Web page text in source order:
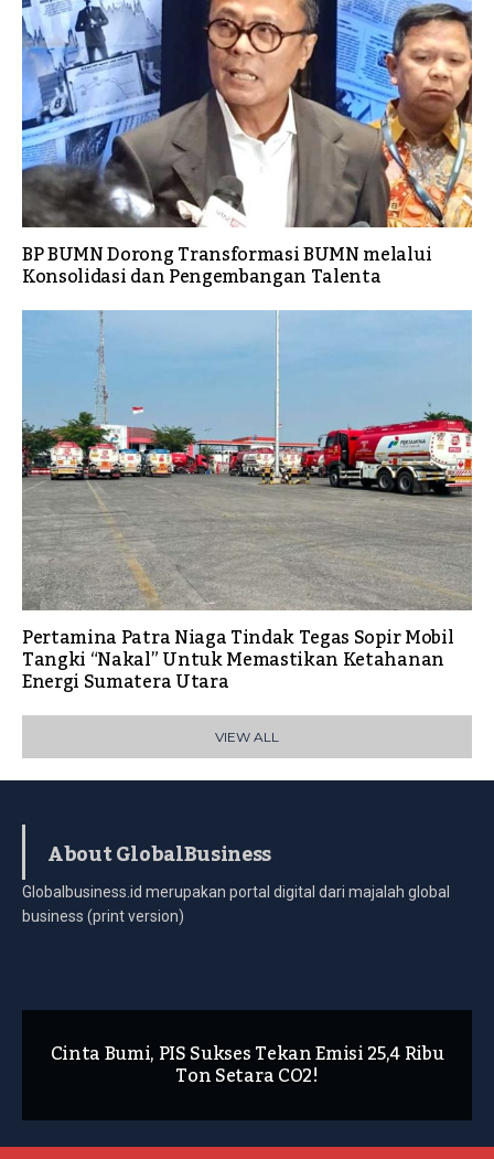
BP BUMN Dorong Transformasi BUMN melalui
Konsolidasi dan Pengembangan Talenta
Pertamina Patra Niaga Tindak Tegas Sopir Mobil
Tangki “Nakal” Untuk Memastikan Ketahanan
Energi Sumatera Utara
VIEW ALL
About GlobalBusiness
Globalbusiness.id merupakan portal digital dari majalah global
business (print version)
Cinta Bumi, PIS Sukses Tekan Emisi 25,4 Ribu
Ton Setara CO2!